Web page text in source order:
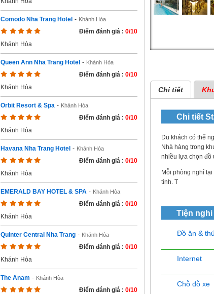
Comodo Nha Trang Hotel - Khánh Hòa
Điểm đánh giá : 0/10
Khánh Hòa
Queen Ann Nha Trang Hotel - Khánh Hòa
Điểm đánh giá : 0/10
Khánh Hòa
Orbit Resort & Spa - Khánh Hòa
Điểm đánh giá : 0/10
Khánh Hòa
Havana Nha Trang Hotel - Khánh Hòa
Điểm đánh giá : 0/10
Khánh Hòa
EMERALD BAY HOTEL & SPA - Khánh Hòa
Điểm đánh giá : 0/10
Khánh Hòa
Quinter Central Nha Trang - Khánh Hòa
Điểm đánh giá : 0/10
Khánh Hòa
The Anam - Khánh Hòa
Điểm đánh giá : 0/10
Chi tiết
Chi tiết
Du khách có thể
Nhà hàng trong
nhiều lựa chọn đồ
Mỗi phòng nghỉ
tinh. T
Tiện nghi
Đồ ăn &
Internet
Chỗ đỗ xe